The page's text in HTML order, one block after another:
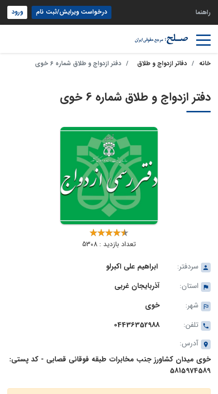
راهنما درخواست ویرایش/ثبت نام ورود
خانه دفاتر ازدواج و طلاق دفتر ازدواج و طلاق شماره 6 خوی
دفتر ازدواج و طلاق شماره 6 خوی
تعداد بازدید : 5308
سردفتر:
ابراهیم علی اکبرلو
استان:
آذربایجان غربی
شهر:
خوی
تلفن:
04436352988
آدرس:
خوی میدان کشاورز جنب مخابرات طبقه فوقانی قصابی - کد پستی:
5815974589